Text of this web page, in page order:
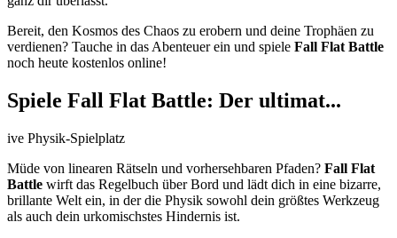
Bereit, den Kosmos des Chaos zu erobern und deine Trophäen zu
verdienen? Tauche in das Abenteuer ein und spiele Fall Flat Battle
noch heute kostenlos online!
Spiele Fall Flat Battle: Der ultimat...
ive Physik-Spielplatz
Müde von linearen Rätseln und vorhersehbaren Pfaden? Fall Flat
Battle wirft das Regelbuch über Bord und lädt dich in eine bizarre,
brillante Welt ein, in der die Physik sowohl dein größtes Werkzeug
als auch dein urkomischstes Hindernis ist.